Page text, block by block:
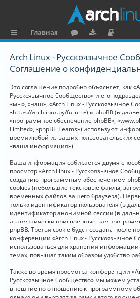
ы
к
и
Главная
ру
ру
и
ку
е
н
та
ц
я
Arch Linux - Русскоязычное
Соглашение о
Это соглашение подробно объясняет, как
Русскоязычное Сообщество» и его
«мы», «наш», «Arch Linux - Русскоязычное
«https://archlinux.by/forum») и phpBB (в
«программное обеспечение phpBB»,
Limited», «phpBB Teams») используют
время любой из ваших пользовательских
«ваша информация»).
Ваша информация собирается двумя
просмотр «Arch Linux - Русскоязычное
созданию программным обеспечением
cookies (небольшие текстовые файлы,
временных файлов вашего браузера).
только идентификатор пользователя (в
идентификатор анонимной сессии (в
автоматически присвоенные вам
phpBB. Третья cookie будет создана после
конференции «Arch Linux - Русскоязычное
использоваться для хранения
темах, повышая таким образом удобство
Также во время просмотра конференции
Русскоязычное Сообщество» мы можем
внешние по отношению к программному